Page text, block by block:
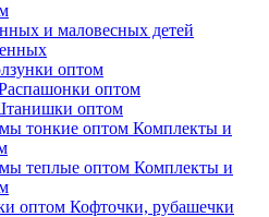
и маловесных детей
оптом
оптом
оптом
Комплекты и
Комплекты и
Кофточки, рубашечки